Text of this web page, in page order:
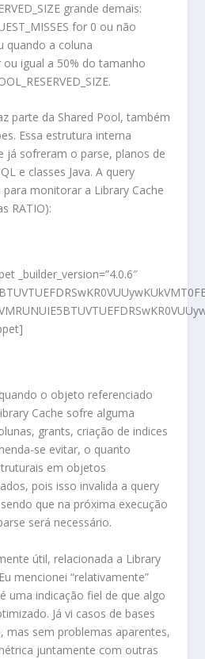
grande demais:
for 0 ou não
quando a coluna
ou igual a 50% do tamanho
parte da Shared Pool, também
Essa estrutura interna
já sofreram o parse, planos de
e classes Java. A query
monitorar a Library Cache
RATIO):
_builder_version=”4.0.6″
o objeto referenciado
Cache sofre alguma
grants, criação de indices
se evitar, o quanto
em objetos
pois isso invalida a query
que na próxima execução
será necessário.
útil, relacionada a Library
mencionei “relativamente”
uma indicação fiel de que algo
Já vi casos de bases
mas sem problemas aparentes,
juntamente com outras